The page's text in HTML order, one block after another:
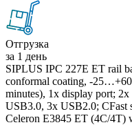
Отгрузка
за 1 день
SIPLUS IPC 227E ET rail
conformal coating, -
minutes), 1x display port;
USB3.0, 3x USB2.0; CFast
Celeron E3845 ET (4C/